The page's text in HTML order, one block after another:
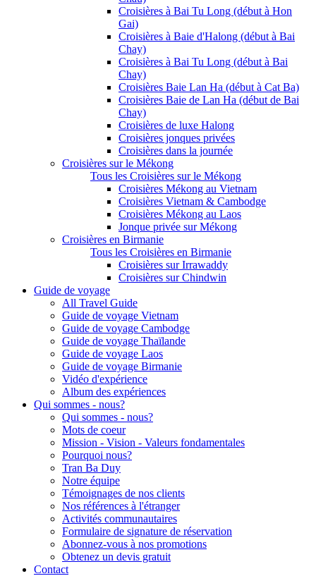
Croisières à Bai Tu Long (début à Hon
Gai)
Croisières à Baie d'Halong (début à Bai
Chay)
Croisières à Bai Tu Long (début à Bai
Chay)
Croisières Baie Lan Ha (début à Cat Ba)
Croisières Baie de Lan Ha (début de Bai
Chay)
Croisières de luxe Halong
Croisières jonques privées
Croisières dans la journée
Croisières sur le Mékong
Tous les Croisières sur le Mékong
Croisières Mékong au Vietnam
Croisières Vietnam & Cambodge
Croisières Mékong au Laos
Jonque privée sur Mékong
Croisières en Birmanie
Tous les Croisières en Birmanie
Croisières sur Irrawaddy
Croisières sur Chindwin
Guide de voyage
All Travel Guide
Guide de voyage Vietnam
Guide de voyage Cambodge
Guide de voyage Thaïlande
Guide de voyage Laos
Guide de voyage Birmanie
Vidéo d'expérience
Album des expériences
Qui sommes - nous?
Qui sommes - nous?
Mots de coeur
Mission - Vision - Valeurs fondamentales
Pourquoi nous?
Tran Ba Duy
Notre équipe
Témoignages de nos clients
Nos références à l'étranger
Activités communautaires
Formulaire de signature de réservation
Abonnez-vous à nos promotions
Obtenez un devis gratuit
Contact